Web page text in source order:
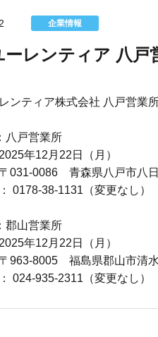
企業情報
ーレンティア 八戸
ンティア株式会社 八戸営業
八戸営業所
2025年12 月 22 日（月）
031-0086 青森県八戸市八
0178-38-1131 （変更なし）
郡山営業所
2025年12 月 22 日（月）
963-8005 福島県郡山市清
024-935-2311 （変更なし）